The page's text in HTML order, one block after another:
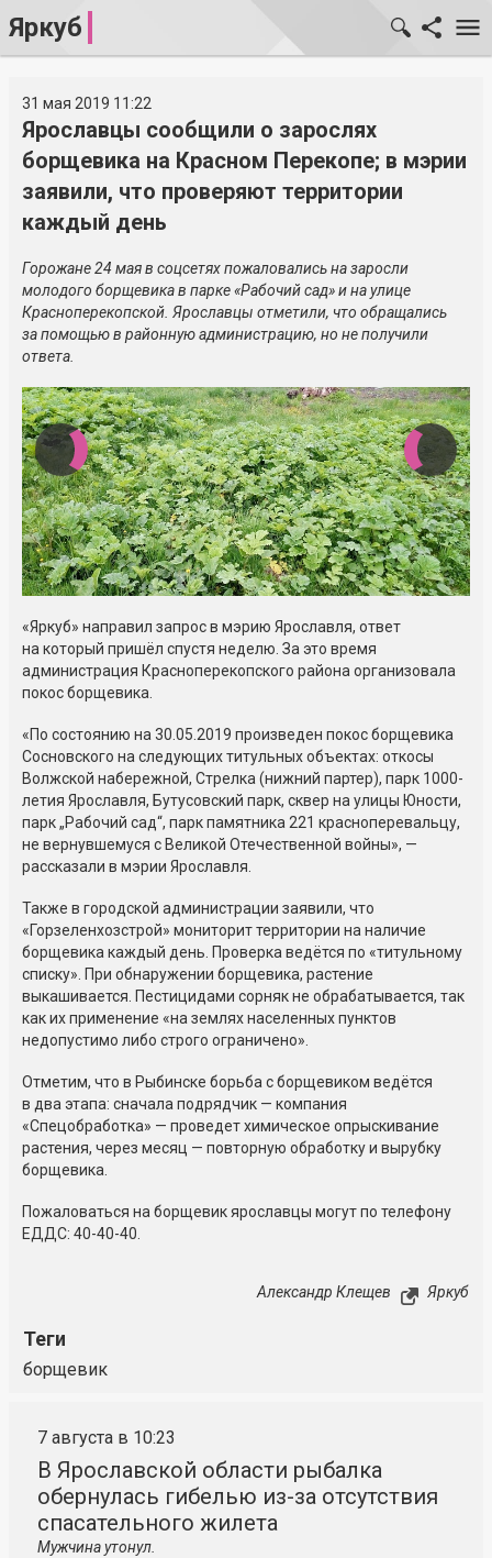
Яркуб
31 мая 2019 11:22
Ярославцы сообщили о зарослях
борщевика на Красном Перекопе; в мэрии
заявили, что проверяют территории
каждый день
Горожане 24 мая в соцсетях пожаловались на заросли
молодого борщевика в парке «Рабочий сад» и на улице
Красноперекопской. Ярославцы отметили, что обращались
за помощью в районную администрацию, но не получили
ответа.
«Яркуб» направил запрос в мэрию Ярославля, ответ
на который пришёл спустя неделю. За это время
администрация Красноперекопского района организовала
покос борщевика.
«По состоянию на 30.05.2019 произведен покос борщевика
Сосновского на следующих титульных объектах: откосы
Волжской набережной, Стрелка (нижний партер), парк 1000-
летия Ярославля, Бутусовский парк, сквер на улицы Юности,
парк „Рабочий сад“, парк памятника 221 красноперевальцу,
не вернувшемуся с Великой Отечественной войны», —
рассказали в мэрии Ярославля.
Также в городской администрации заявили, что
«Горзеленхозстрой» мониторит территории на наличие
борщевика каждый день. Проверка ведётся по «титульному
списку». При обнаружении борщевика, растение
выкашивается. Пестицидами сорняк не обрабатывается, так
как их применение «на землях населенных пунктов
недопустимо либо строго ограничено».
Отметим, что в Рыбинске борьба с борщевиком ведётся
в два этапа: сначала подрядчик — компания
«Спецобработка» — проведет химическое опрыскивание
растения, через месяц — повторную обработку и вырубку
борщевика.
Пожаловаться на борщевик ярославцы могут по телефону
ЕДДС: 40-40-40.
Александр Клещев Яркуб
Теги
борщевик
7 августа в 10:23
В Ярославской области рыбалка
обернулась гибелью из-за отсутствия
спасательного жилета
Мужчина утонул.